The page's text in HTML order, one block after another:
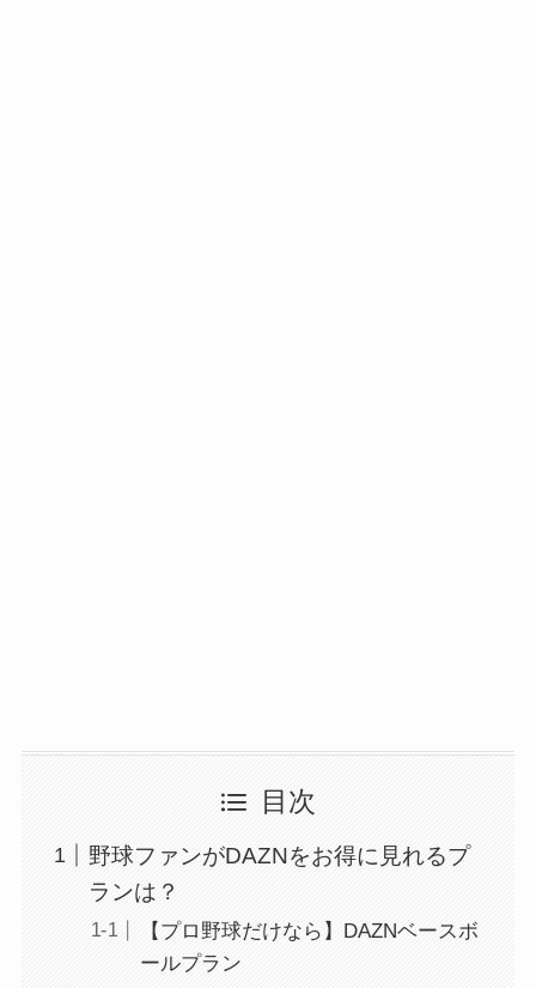
目次
野球ファンがDAZNをお得に見れるプ
ランは？
【プロ野球だけなら】DAZNベースボ
ールプラン